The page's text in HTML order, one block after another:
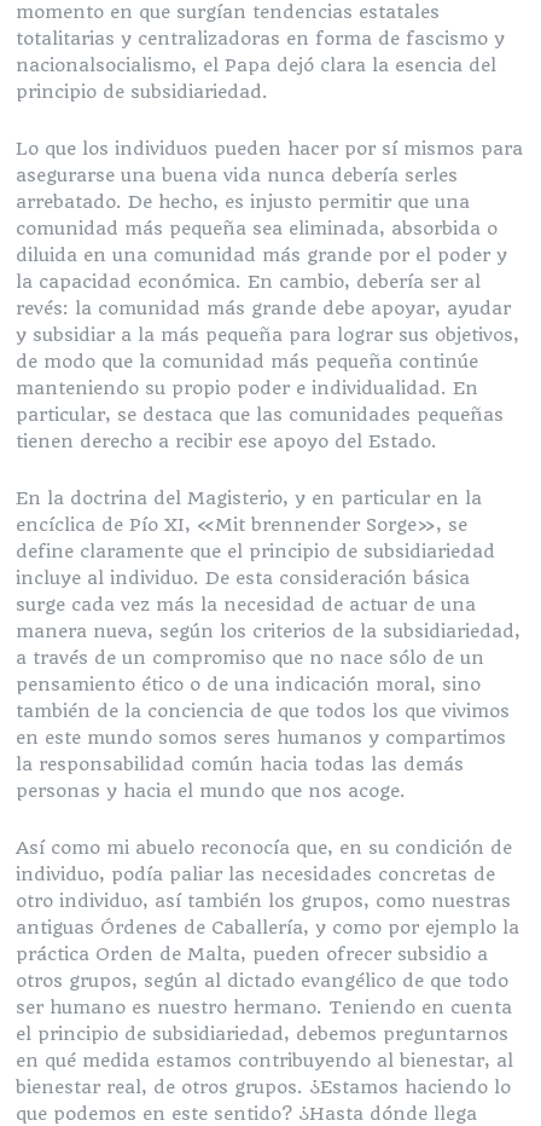
momento en que surgían tendencias estatales
totalitarias y centralizadoras en forma de fascismo y
nacionalsocialismo, el Papa dejó clara la esencia del
principio de subsidiariedad.
Lo que los individuos pueden hacer por sí mismos para
asegurarse una buena vida nunca debería serles
arrebatado. De hecho, es injusto permitir que una
comunidad más pequeña sea eliminada, absorbida o
diluida en una comunidad más grande por el poder y
la capacidad económica. En cambio, debería ser al
revés: la comunidad más grande debe apoyar, ayudar
y subsidiar a la más pequeña para lograr sus objetivos,
de modo que la comunidad más pequeña continúe
manteniendo su propio poder e individualidad. En
particular, se destaca que las comunidades pequeñas
tienen derecho a recibir ese apoyo del Estado.
En la doctrina del Magisterio, y en particular en la
encíclica de Pío XI, «Mit brennender Sorge», se
define claramente que el principio de subsidiariedad
incluye al individuo. De esta consideración básica
surge cada vez más la necesidad de actuar de una
manera nueva, según los criterios de la subsidiariedad,
a través de un compromiso que no nace sólo de un
pensamiento ético o de una indicación moral, sino
también de la conciencia de que todos los que vivimos
en este mundo somos seres humanos y compartimos
la responsabilidad común hacia todas las demás
personas y hacia el mundo que nos acoge.
Así como mi abuelo reconocía que, en su condición de
individuo, podía paliar las necesidades concretas de
otro individuo, así también los grupos, como nuestras
antiguas Órdenes de Caballería, y como por ejemplo la
práctica Orden de Malta, pueden ofrecer subsidio a
otros grupos, según al dictado evangélico de que todo
ser humano es nuestro hermano. Teniendo en cuenta
el principio de subsidiariedad, debemos preguntarnos
en qué medida estamos contribuyendo al bienestar, al
bienestar real, de otros grupos. ¿Estamos haciendo lo
que podemos en este sentido? ¿Hasta dónde llega